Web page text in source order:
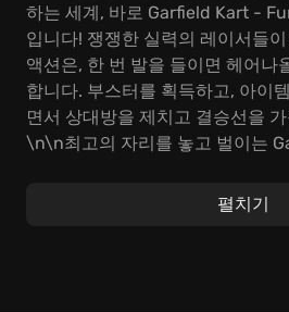
하는 세계, 바로 Garfield Kart -
입니다! 쟁쟁한 실력의 레이서들
액션은, 한 번 발을 들이면 헤어나
합니다. 부스터를 획득하고, 아이
면서 상대방을 제치고 결승선을
\n\n최고의 자리를 놓고 벌이는
요구합니다. 예측 불허의 코너링,
펼치기